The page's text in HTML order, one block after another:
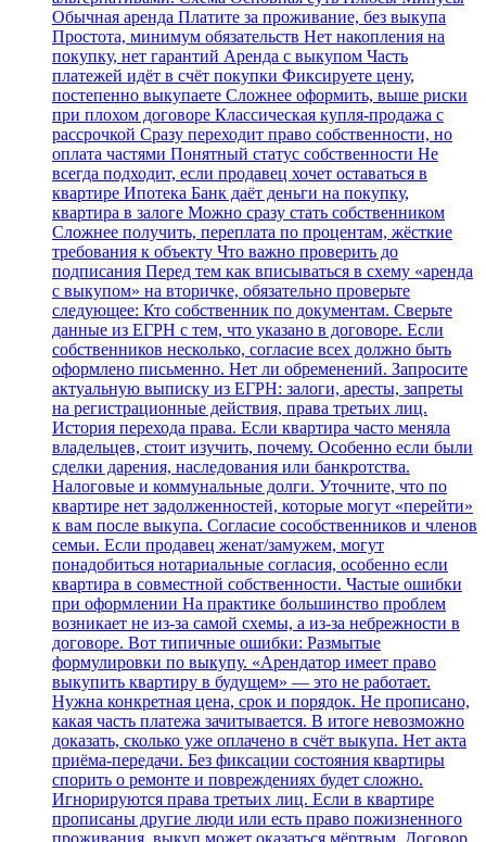
Обычная аренда Платите за проживание, без выкупа
Простота, минимум обязательств Нет накопления на
покупку, нет гарантий Аренда с выкупом Часть
платежей идёт в счёт покупки Фиксируете цену,
постепенно выкупаете Сложнее оформить, выше риски
при плохом договоре Классическая купля‑продажа с
рассрочкой Сразу переходит право собственности, но
оплата частями Понятный статус собственности Не
всегда подходит, если продавец хочет оставаться в
квартире Ипотека Банк даёт деньги на покупку,
квартира в залоге Можно сразу стать собственником
Сложнее получить, переплата по процентам, жёсткие
требования к объекту Что важно проверить до
подписания Перед тем как вписываться в схему «аренда
с выкупом» на вторичке, обязательно проверьте
следующее: Кто собственник по документам. Сверьте
данные из ЕГРН с тем, что указано в договоре. Если
собственников несколько, согласие всех должно быть
оформлено письменно. Нет ли обременений. Запросите
актуальную выписку из ЕГРН: залоги, аресты, запреты
на регистрационные действия, права третьих лиц.
История перехода права. Если квартира часто меняла
владельцев, стоит изучить, почему. Особенно если были
сделки дарения, наследования или банкротства.
Налоговые и коммунальные долги. Уточните, что по
квартире нет задолженностей, которые могут «перейти»
к вам после выкупа. Согласие сособственников и членов
семьи. Если продавец женат/замужем, могут
понадобиться нотариальные согласия, особенно если
квартира в совместной собственности. Частые ошибки
при оформлении На практике большинство проблем
возникает не из‑за самой схемы, а из‑за небрежности в
договоре. Вот типичные ошибки: Размытые
формулировки по выкупу. «Арендатор имеет право
выкупить квартиру в будущем» — это не работает.
Нужна конкретная цена, срок и порядок. Не прописано,
какая часть платежа зачитывается. В итоге невозможно
доказать, сколько уже оплачено в счёт выкупа. Нет акта
приёма‑передачи. Без фиксации состояния квартиры
спорить о ремонте и повреждениях будет сложно.
Игнорируются права третьих лиц. Если в квартире
прописаны другие люди или есть право пожизненного
проживания, выкуп может оказаться мёртвым. Договор